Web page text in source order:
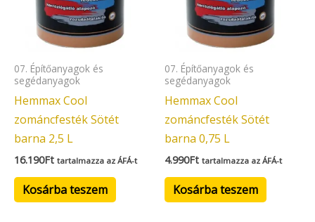
07. Építőanyagok és
segédanyagok
Hemmax Cool
zománcfesték Sötét
barna 2,5 L
16.190Ft tartalmazza az ÁFÁ-t
Kosárba teszem
07. Építőanyagok és
segédanyagok
Hemmax Cool
zománcfesték Sötét
barna 0,75 L
4.990Ft tartalmazza az ÁFÁ-t
Kosárba teszem